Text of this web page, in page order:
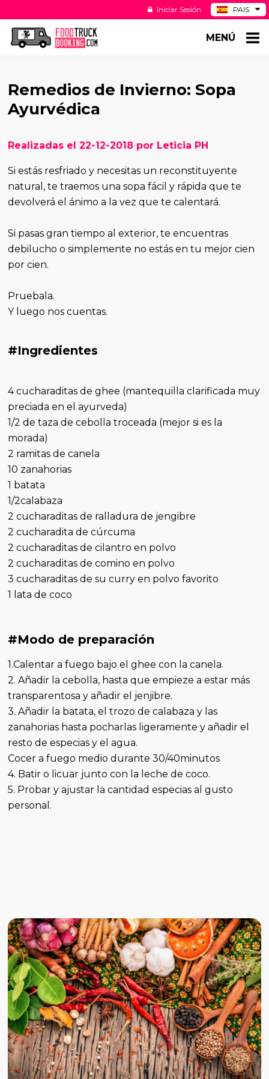
PAIS
DE
Iniciar Sesión
MENÚ
Remedios de Invierno: Sopa
Ayurvédica
Realizadas el 22-12-2018 por Leticia PH
Si estás resfriado y necesitas un reconstituyente
natural, te traemos una sopa fácil y rápida que te
devolverá el ánimo a la vez que te calentará.
Si pasas gran tiempo al exterior, te encuentras
debilucho o simplemente no estás en tu mejor cien
por cien.
Pruebala.
Y luego nos cuentas.
#Ingredientes
4 cucharaditas de ghee (mantequilla clarificada muy
preciada en el ayurveda)
1/2 de taza de cebolla troceada (mejor si es la
morada)
2 ramitas de canela
10 zanahorias
1 batata
1/2calabaza
2 cucharaditas de ralladura de jengibre
2 cucharadita de cúrcuma
2 cucharaditas de cilantro en polvo
2 cucharaditas de comino en polvo
3 cucharaditas de su curry en polvo favorito
1 lata de coco
#Modo de preparación
1.Calentar a fuego bajo el ghee con la canela.
2. Añadir la cebolla, hasta que empieze a estar más
transparentosa y añadir el jenjibre.
3. Añadir la batata, el trozo de calabaza y las
zanahorias hasta pocharlas ligeramente y añadir el
resto de especias y el agua.
Cocer a fuego medio durante 30/40minutos
4. Batir o licuar junto con la leche de coco.
5. Probar y ajustar la cantidad especias al gusto
personal.